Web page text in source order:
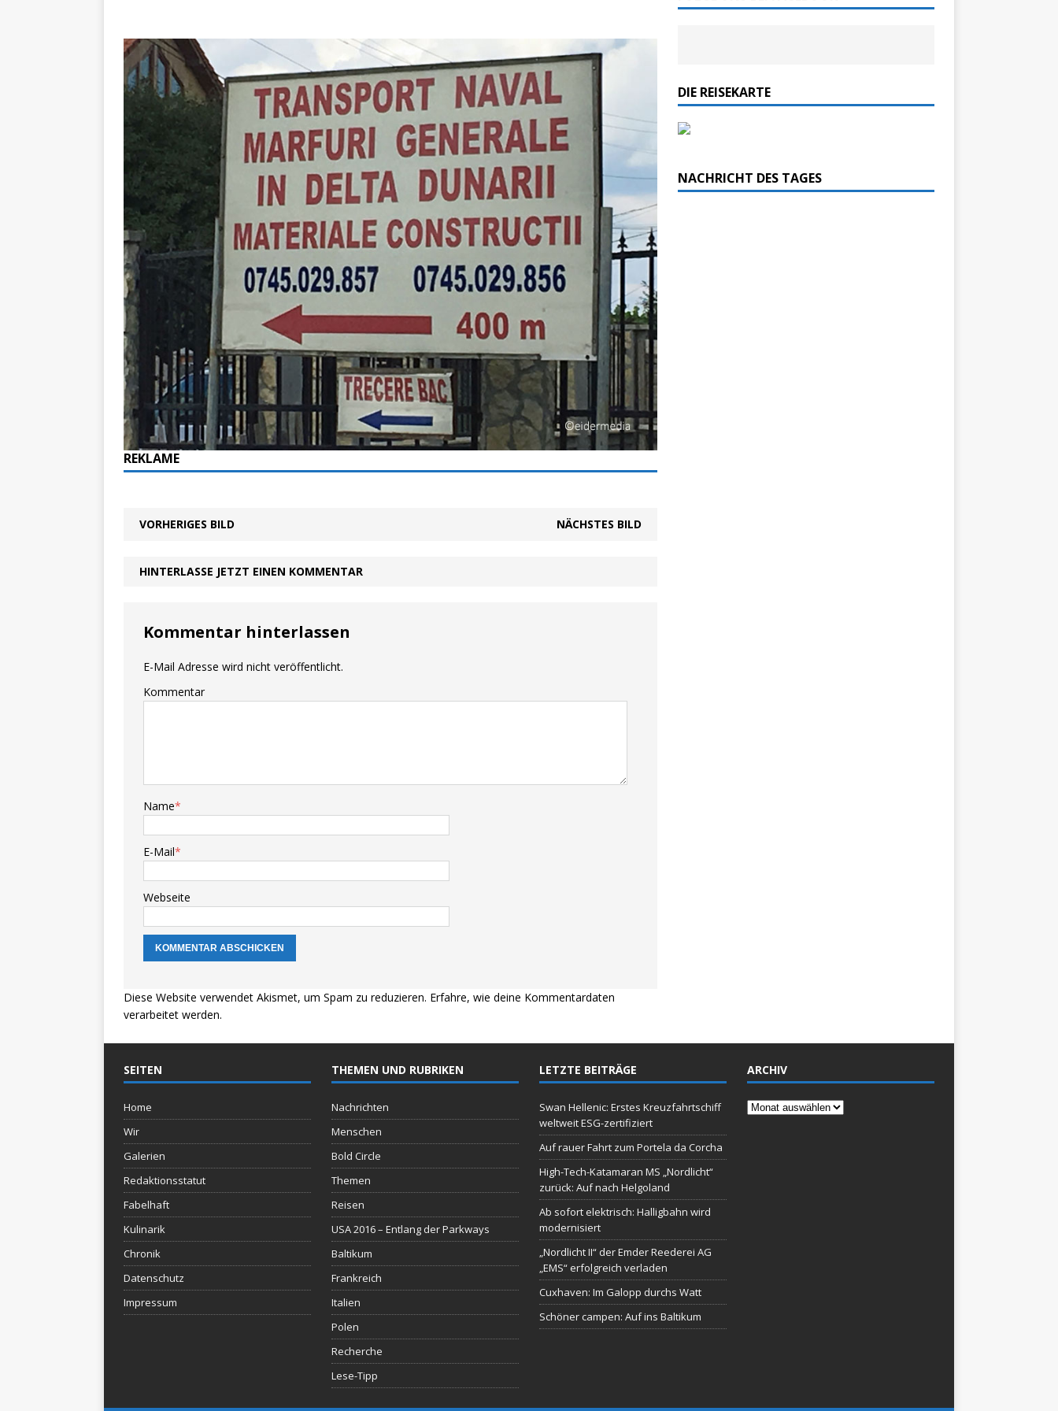
REKLAME
VORHERIGES BILD NÄCHSTES BILD
HINTERLASSE JETZT EINEN KOMMENTAR
Kommentar hinterlassen
E-Mail Adresse wird nicht veröffentlicht.
Kommentar
Name*
E-Mail*
Webseite
Diese Website verwendet Akismet, um Spam zu reduzieren. Erfahre, wie deine Kommentardaten
verarbeitet werden.
DIE REISEKARTE
NACHRICHT DES TAGES
SEITEN
Home
Wir
Galerien
Redaktionsstatut
Fabelhaft
Kulinarik
Chronik
Datenschutz
Impressum
THEMEN UND RUBRIKEN
Nachrichten
Menschen
Bold Circle
Themen
Reisen
USA 2016 – Entlang der Parkways
Baltikum
Frankreich
Italien
Polen
Recherche
Lese-Tipp
LETZTE BEITRÄGE
Swan Hellenic: Erstes Kreuzfahrtschiff
weltweit ESG-zertifiziert
Auf rauer Fahrt zum Portela da Corcha
High-Tech-Katamaran MS „Nordlicht“
zurück: Auf nach Helgoland
Ab sofort elektrisch: Halligbahn wird
modernisiert
„Nordlicht II“ der Emder Reederei AG
„EMS“ erfolgreich verladen
Cuxhaven: Im Galopp durchs Watt
Schöner campen: Auf ins Baltikum
ARCHIV
Archiv